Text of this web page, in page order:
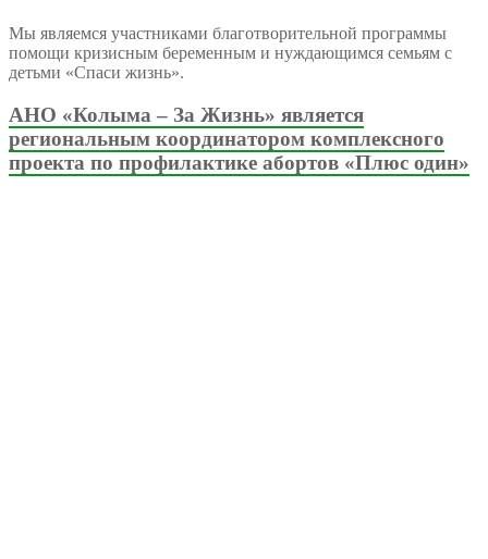
Мы являемся участниками благотворительной программы
помощи кризисным беременным и нуждающимся семьям с
детьми «Спаси жизнь».
АНО «Колыма – За Жизнь» является
региональным координатором комплексного
проекта по профилактике абортов «Плюс один»